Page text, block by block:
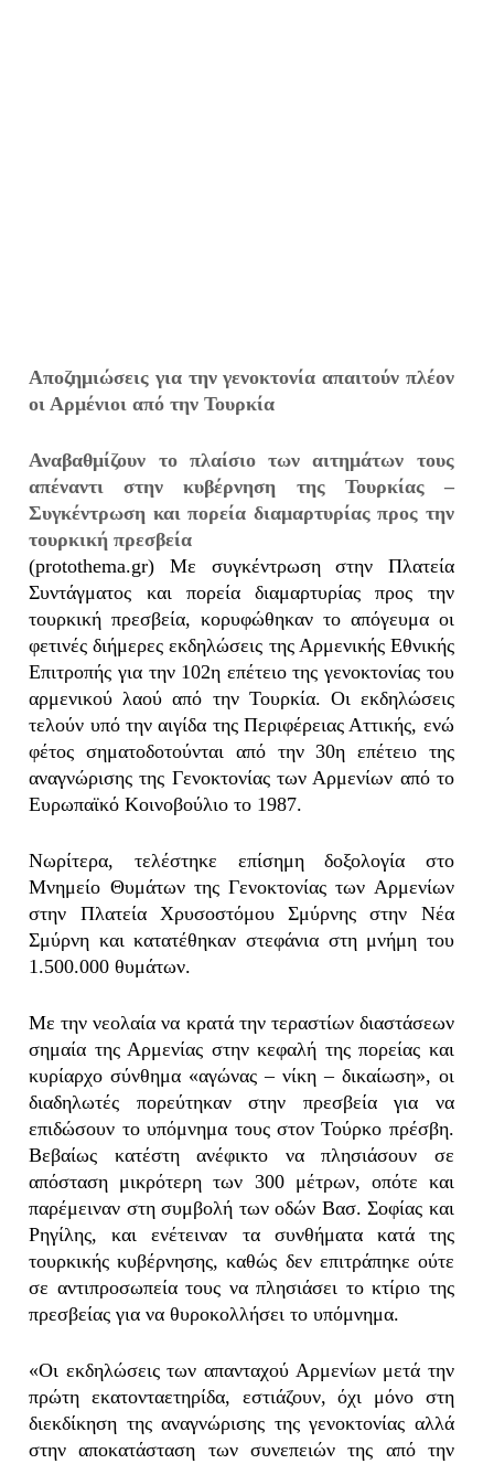
Αποζημιώσεις για την γενοκτονία απαιτούν πλέον
οι Αρμένιοι από την Τουρκία
Αναβαθμίζουν το πλαίσιο των αιτημάτων τους
απέναντι στην κυβέρνηση της Τουρκίας –
Συγκέντρωση και πορεία διαμαρτυρίας προς την
τουρκική πρεσβεία
(protothema.gr) Με συγκέντρωση στην Πλατεία
Συντάγματος και πορεία διαμαρτυρίας προς την
τουρκική πρεσβεία, κορυφώθηκαν το απόγευμα οι
φετινές διήμερες εκδηλώσεις της Αρμενικής Εθνικής
Επιτροπής για την 102η επέτειο της γενοκτονίας του
αρμενικού λαού από την Τουρκία. Οι εκδηλώσεις
τελούν υπό την αιγίδα της Περιφέρειας Αττικής, ενώ
φέτος σηματοδοτούνται από την 30η επέτειο της
αναγνώρισης της Γενοκτονίας των Αρμενίων από το
Ευρωπαϊκό Κοινοβούλιο το 1987.
Νωρίτερα, τελέστηκε επίσημη δοξολογία στο
Μνημείο Θυμάτων της Γενοκτονίας των Αρμενίων
στην Πλατεία Χρυσοστόμου Σμύρνης στην Νέα
Σμύρνη και κατατέθηκαν στεφάνια στη μνήμη του
1.500.000 θυμάτων.
Με την νεολαία να κρατά την τεραστίων διαστάσεων
σημαία της Αρμενίας στην κεφαλή της πορείας και
κυρίαρχο σύνθημα «αγώνας – νίκη – δικαίωση», οι
διαδηλωτές πορεύτηκαν στην πρεσβεία για να
επιδώσουν το υπόμνημα τους στον Τούρκο πρέσβη.
Βεβαίως κατέστη ανέφικτο να πλησιάσουν σε
απόσταση μικρότερη των 300 μέτρων, οπότε και
παρέμειναν στη συμβολή των οδών Βασ. Σοφίας και
Ρηγίλης, και ενέτειναν τα συνθήματα κατά της
τουρκικής κυβέρνησης, καθώς δεν επιτράπηκε ούτε
σε αντιπροσωπεία τους να πλησιάσει το κτίριο της
πρεσβείας για να θυροκολλήσει το υπόμνημα.
«Οι εκδηλώσεις των απανταχού Αρμενίων μετά την
πρώτη εκατονταετηρίδα, εστιάζουν, όχι μόνο στη
διεκδίκηση της αναγνώρισης της γενοκτονίας αλλά
στην αποκατάσταση των συνεπειών της από την